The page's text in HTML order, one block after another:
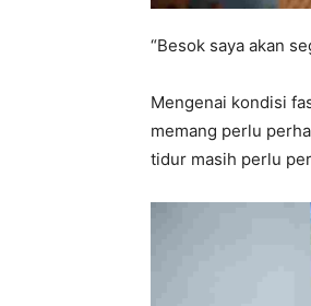
“Besok saya akan
Mengenai kondisi
memang perlu
tidur masih perlu